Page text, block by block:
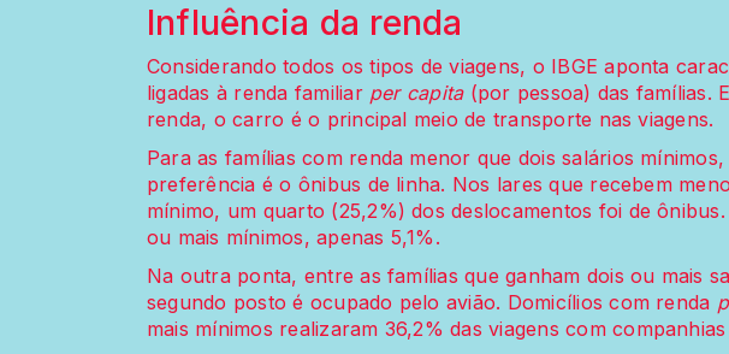
Influência da renda
Considerando todos os tipos de viagens, o IBGE aponta
ligadas à renda familiar per capita(por pessoa) das famílias.
renda, o carro é o principal meio de transporte nas viagens.
Para as famílias com renda menor que dois salários
preferência é o ônibus de linha. Nos lares que recebem
mínimo, um quarto (25,2%) dos deslocamentos foi de
ou mais mínimos, apenas 5,1%.
Na outra ponta, entre as famílias que ganham dois ou mais
segundo posto é ocupado pelo avião. Domicílios com renda
mais mínimos realizaram 36,2% das viagens com companhias